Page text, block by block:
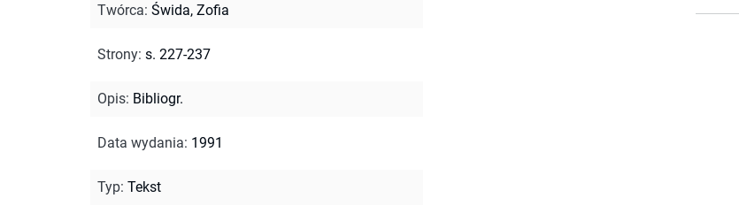
Twórca: Świda, Zofia
Strony: s. 227-237
Opis: Bibliogr.
Data wydania: 1991
Typ: Tekst